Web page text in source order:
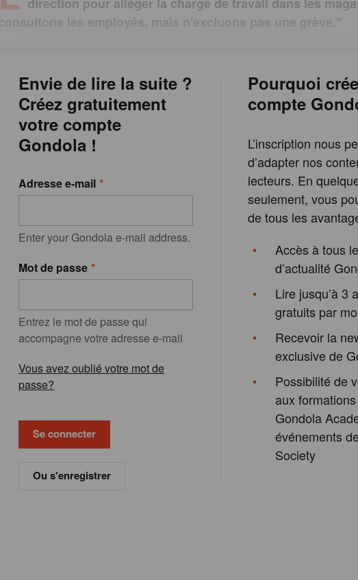
direction pour alléger la charge de travail dans les
consultons les employés, mais n'excluons pas une grève."
Envie de lire la suite ?
Créez gratuitement
votre compte
Gondola !
Adresse e-mail
Enter your Gondola e-mail address.
Mot de passe
Entrez le mot de passe qui
accompagne votre adresse e-mail
Vous avez oublié votre mot de
passe?
Ou s'enregistrer
Pourquoi
compte
L’inscription nous
d’adapter nos
lecteurs. En
seulement, vous
de tous les
Accès à tous
d’actualité
Lire jusqu’à 3
gratuits par
Recevoir la
exclusive de
Possibilité de
aux
Gondola
événements
Society